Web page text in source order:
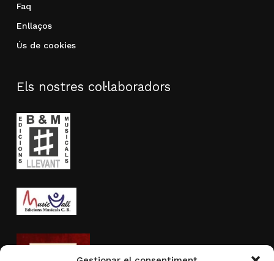
Faq
Enllaços
Ús de cookies
Els nostres col·laboradors